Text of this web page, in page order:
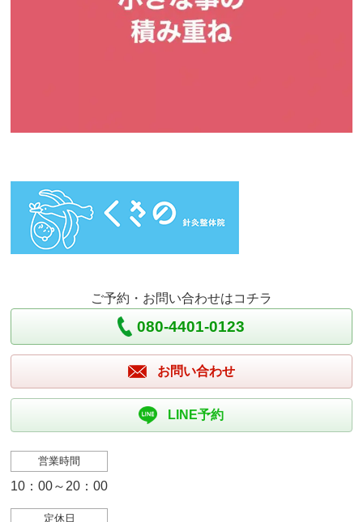
ご予約・お問い合わせはコチラ
080-4401-0123
お問い合わせ
LINE予約
営業時間
10：00～20：00
定休日